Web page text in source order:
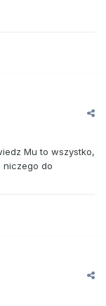
Mu to wszystko,
niczego do